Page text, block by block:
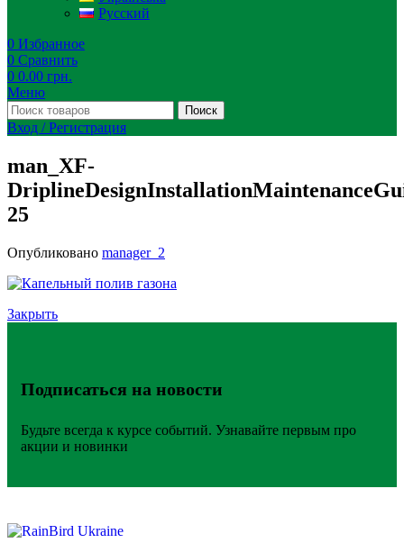
Русский
0 Избранное
0 Сравнить
0 0.00 грн.
Меню
Поиск
Вход / Регистрация
man_XF-
25
Опубликовано manager_2
Закрыть
Подписаться на новости
Будьте всегда к курсе событий. Узнавайте первым про
акции и новинки